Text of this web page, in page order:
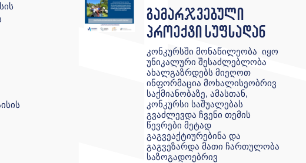
გამარჯვებული
პროექტი სუფსადან
კონკურსში მონაწილეობა იყო
უნიკალური შესაძლებლობა
ახალგაზრდებს მიეღოთ
ინფორმაცია მოხალისეობრივ
საქმიანობაზე, ამასთან,
კონკურსი საშუალებას
გვაძლევდა ჩვენი თემის
წევრები მეტად
გაგვეაქტიურებინა და
გაგვეზარდა მათი ჩართულობა
საზოგადოებრივ